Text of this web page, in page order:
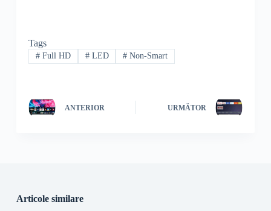
Tags
#Full HD #LED # Non-Smart
ANTERIOR URMĂTOR
Articole similare